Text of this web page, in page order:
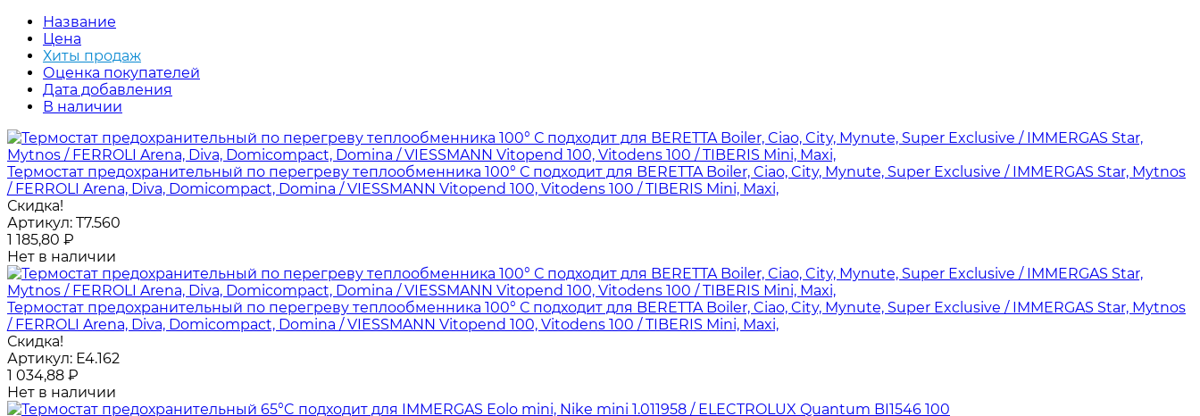
Название
Цена
Хиты продаж
Оценка покупателей
Дата добавления
В наличии
Термостат предохранительный по перегреву теплообменника 100° С подходит для BERETTA Boiler, Ciao, City, Mynute, Super Exclusive / IMMERGAS Star, Mytnos
/ FERROLI Arena, Diva, Domicompact, Domina / VIESSMANN Vitopend 100, Vitodens 100 / TIBERIS Mini, Maxi,
Скидка!
Артикул: T7.560
1 185,80 ₽
Нет в наличии
Термостат предохранительный по перегреву теплообменника 100° С подходит для BERETTA Boiler, Ciao, City, Mynute, Super Exclusive / IMMERGAS Star, Mytnos
/ FERROLI Arena, Diva, Domicompact, Domina / VIESSMANN Vitopend 100, Vitodens 100 / TIBERIS Mini, Maxi,
Скидка!
Артикул: E4.162
1 034,88 ₽
Нет в наличии